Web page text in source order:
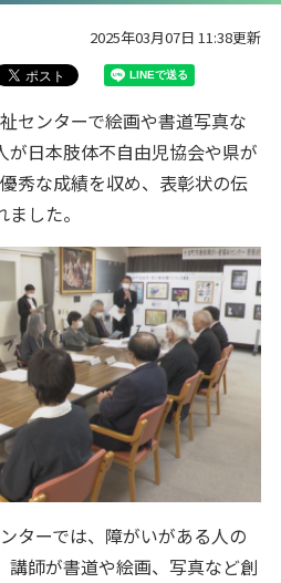
2025年03月07日 11:38更新
センターで絵画や書道写真な
が日本肢体不自由児協会や県が
秀な成績を収め、表彰状の伝
した。
ターでは、障がいがある人の
講師が書道や絵画、写真など創